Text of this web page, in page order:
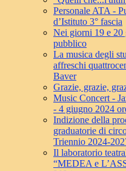
Personale ATA -
d’Istituto 3° fascia
Nei giorni 19 e 20
pubblico
La musica degli
affreschi
Baver
Grazie, grazie,
Music Concert -
- 4 giugno 2024
Indizione della
graduatorie di
Triennio 2024-
Il laboratorio
“MEDEA e